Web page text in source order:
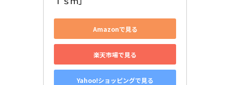
Amazonで見る
楽天市場で見る
Yahoo!ショッピングで見る